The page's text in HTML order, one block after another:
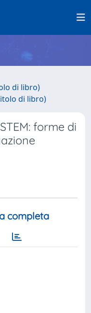
di libro)
di libro)
forme di
completa